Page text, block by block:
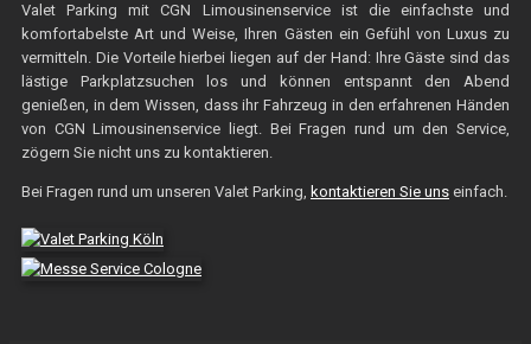
Valet Parking mit CGN Limousinenservice ist die einfachste und
komfortabelste Art und Weise, Ihren Gästen ein Gefühl von Luxus zu
vermitteln. Die Vorteile hierbei liegen auf der Hand: Ihre Gäste sind das
lästige Parkplatzsuchen los und können entspannt den Abend
genießen, in dem Wissen, dass ihr Fahrzeug in den erfahrenen Händen
von CGN Limousinenservice liegt. Bei Fragen rund um den Service,
zögern Sie nicht uns zu kontaktieren.
Bei Fragen rund um unseren Valet Parking, kontaktieren Sie uns einfach.